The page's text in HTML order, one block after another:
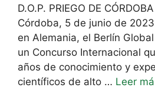
D.O.P. PRIEGO DE
Córdoba, 5 de junio de
en Alemania, el Berlín
un Concurso Internacional
años de conocimiento y
científicos de alto … Leer